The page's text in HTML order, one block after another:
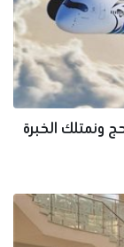
ونمتلك الخبرة